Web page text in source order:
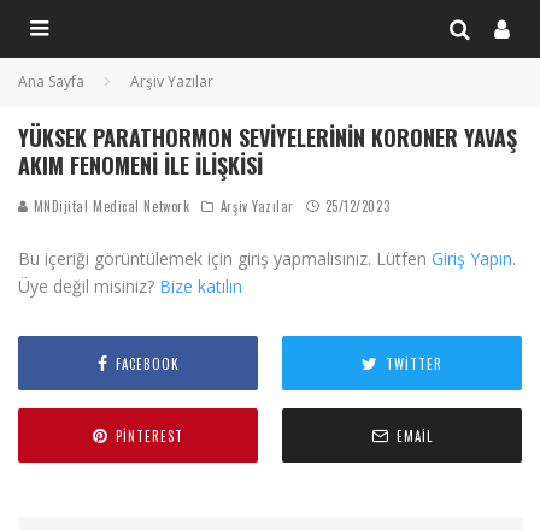
Ana Sayfa Arşiv Yazılar
YÜKSEK PARATHORMON SEVIYELERININ KORONER YAVAŞ
AKIM FENOMENI ILE İLIŞKISI
MNDijital Medical Network Arşiv Yazılar 25/12/2023
Bu içeriği görüntülemek için giriş yapmalısınız. Lütfen Giriş Yapın.
Üye değil misiniz? Bize katılın
FACEBOOK TWITTER
PINTEREST EMAIL